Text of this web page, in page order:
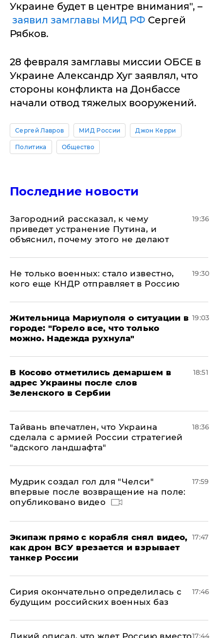
Украине будет в центре внимания", –
заявил замглавы МИД РФ Сергей
Рябков.
28 февраля замглавы миссии ОБСЕ в
Украине Александр Хуг заявлял, что
стороны конфликта на Донбассе
начали отвод тяжелых вооружений.
Сергей Лавров МИД России Джон Керри
Политика Общество
Последние новости
Загородний рассказал, к чему
приведет устранение Путина, и
объяснил, почему этого не делают
19:36
Не только военных: стало известно,
кого еще КНДР отправляет в Россию
19:30
Жительница Мариуполя о ситуации в
городе: "Горело все, что только
можно. Надежда рухнула"
19:03
В Косово отметились демаршем в
адрес Украины после слов
Зеленского в Сербии
18:51
Тайвань впечатлен, что Украина
сделала с армией России стратегией
"адского ландшафта"
18:36
Мудрик создал гол для "Челси"
впервые после возвращение на поле:
опубликовано видео
17:59
Экипаж прямо с корабля снял видео,
как дрон ВСУ врезается и взрывает
танкер России
17:47
Сирия окончательно определилась с
будущим российских военных баз
17:46
Дикий описал, что ждет Россию вместо17:44